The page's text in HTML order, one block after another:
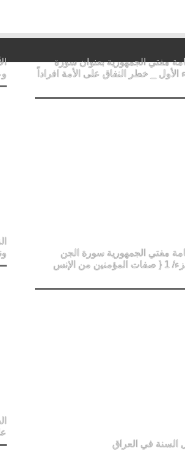
مفتي الجمهورية بعنوان سورة
الأول _ خطر النفاق على الأمة افراداً
مفتي الجمهورية سورة الجن
دروس وعبر / الجزء/ 1 { صفات المؤمنين من الإنس
السنة في العراق